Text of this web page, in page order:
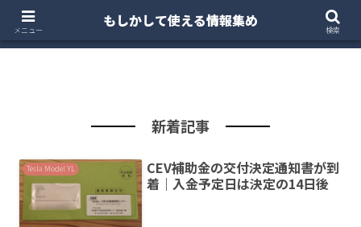
ホーム 注文住宅
新着記事
Tesla Model YL
CEV補助金の交付決定通知書が到
着｜入金予定日は決定の14日後
メニュー
もしかして使える情報集め
検索